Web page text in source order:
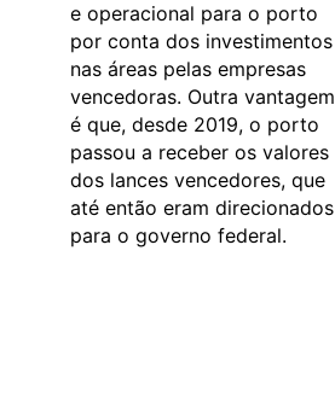
e operacional para o porto
por conta dos investimentos
nas áreas pelas empresas
vencedoras. Outra vantagem
é que, desde 2019, o porto
passou a receber os valores
dos lances vencedores, que
até então eram direcionados
para o governo federal.